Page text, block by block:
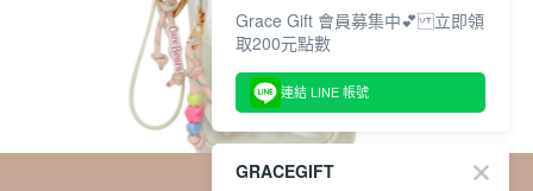
Grace Gift 會員募集中💕 立即領
取200元點數
連結 LINE 帳號
GRACEGIFT